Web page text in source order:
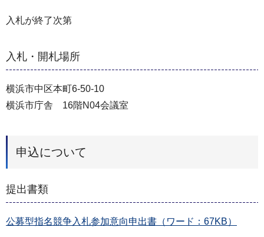
入札が終了次第
入札・開札場所
横浜市中区本町6-50-10
横浜市庁舎 16階N04会議室
申込について
提出書類
公募型指名競争入札参加意向申出書（ワード：67KB）